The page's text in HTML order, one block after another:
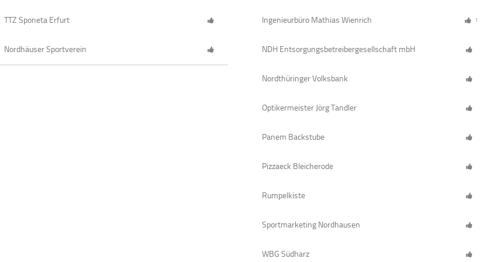
TTZ Sponeta Erfurt
Nordhäuser Sportverein
Ingenieurbüro Mathias Wienrich 1
NDH Entsorgungsbetreibergesellschaft mbH
Nordthüringer Volksbank
Optikermeister Jörg Tandler
Panem Backstube
Pizzaeck Bleicherode
Rumpelkiste
Sportmarketing Nordhausen
WBG Südharz